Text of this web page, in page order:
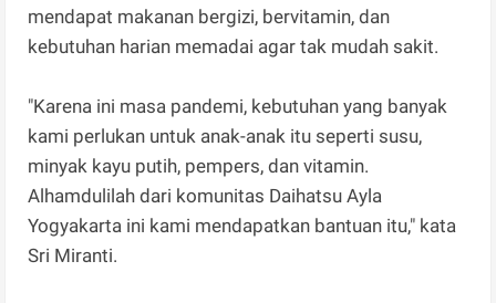
mendapat makanan bergizi, bervitamin, dan
kebutuhan harian memadai agar tak mudah sakit.
"Karena ini masa pandemi, kebutuhan yang banyak
kami perlukan untuk anak-anak itu seperti susu,
minyak kayu putih, pempers, dan vitamin.
Alhamdulilah dari komunitas Daihatsu Ayla
Yogyakarta ini kami mendapatkan bantuan itu," kata
Sri Miranti.